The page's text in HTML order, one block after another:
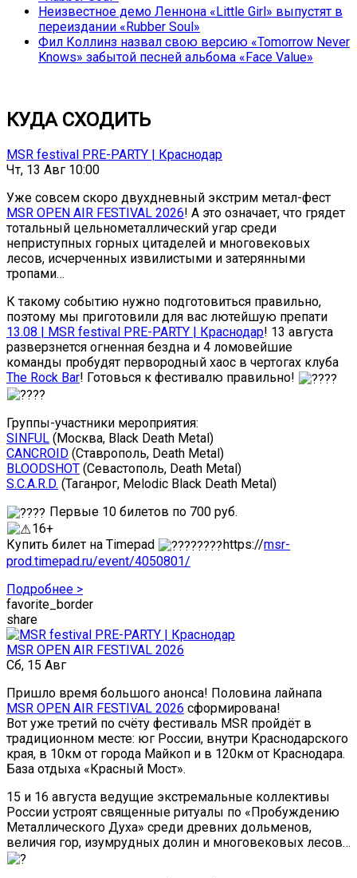
Неизвестное демо Леннона «Little Girl» выпустят в
переиздании «Rubber Soul»
Фил Коллинз назвал свою версию «Tomorrow Never
Knows» забытой песней альбома «Face Value»
КУДА СХОДИТЬ
MSR festival PRE-PARTY | Краснодар
Чт, 13 Авг 10:00
Уже совсем скоро двухдневный экстрим метал-фест
MSR OPEN AIR FESTIVAL 2026! А это означает, что грядет
тотальный цельнометаллический угар среди
неприступных горных цитаделей и многовековых
лесов, исчерченных извилистыми и затерянными
тропами…
К такому событию нужно подготовиться правильно,
поэтому мы приготовили для вас лютейшую препати
13.08 | MSR festival PRE-PARTY | Краснодар! 13 августа
разверзнется огненная бездна и 4 ломовейшие
команды пробудят первородный хаос в чертогах клуба
The Rock Bar! Готовься к фестивалю правильно!
Группы-участники мероприятия:
SINFUL (Москва, Black Death Metal)
CANCROID (Ставрополь, Death Metal)
BLOODSHOT (Севастополь, Death Metal)
S.C.A.R.D. (Таганрог, Melodic Black Death Metal)
Первые 10 билетов по 700 руб.
16+
Купить билет на Timepad
https://msr-
prod.timepad.ru/event/4050801/
Подробнее >
favorite_border
share
MSR OPEN AIR FESTIVAL 2026
Сб, 15 Авг
Пришло время большого анонса! Половина лайнапа
MSR OPEN AIR FESTIVAL 2026 сформирована!
Вот уже третий по счёту фестиваль MSR пройдёт в
традиционном месте: юг России, внутри Краснодарского
края, в 10км от города Майкоп и в 120км от Краснодара.
База отдыха «Красный Мост».
15 и 16 августа ведущие экстремальные коллективы
России устроят священные ритуалы по «Пробуждению
Металлического Духа» среди древних дольменов,
величия гор, изумрудных долин и многовековых лесов…